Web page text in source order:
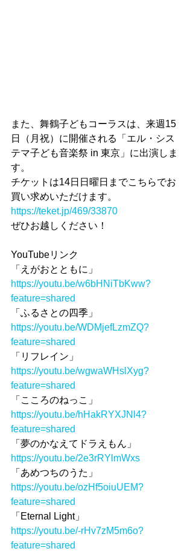
また、舞鶴子どもコーラスは、来週15
日（月祝）に開催される「エル・シス
テマ子ども音楽祭 in 東京」に出演しま
す。
チケットは14日日曜日までこちらでお
買い求めいただけます。
https://teket.jp/469/33870
ぜひお越しください！
YouTubeリンク
「えがおとともに」
https://youtu.be/w6bHNiTbKww?
feature=shared
「ふるさとの四季」
https://youtu.be/WDMjefLzmZQ?
feature=shared
「リフレイン」
https://youtu.be/wgwaWHslXyg?
feature=shared
「こころのねっこ」
https://youtu.be/hHakRYXJNl4?
feature=shared
「夢のかなえてドラえもん」
https://youtu.be/2e3rRYlmWxs
「あめつちのうた」
https://youtu.be/ozHf5oiuUEM?
feature=shared
「Eternal Light」
https://youtu.be/-rHv7zM5m6o?
feature=shared